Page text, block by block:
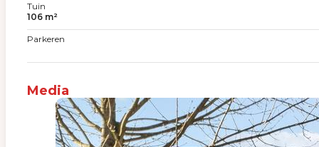
Tuin
106 m²
Parkeren
Media